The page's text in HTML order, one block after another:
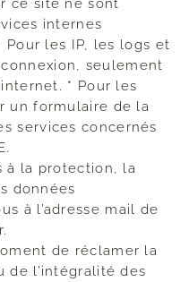
ce site ne sont
internes
Pour les IP, les logs et
seulement
* Pour les
un formulaire de la
services concernés
à la protection, la
données
à l’adresse mail de
de réclamer la
de l’intégralité des